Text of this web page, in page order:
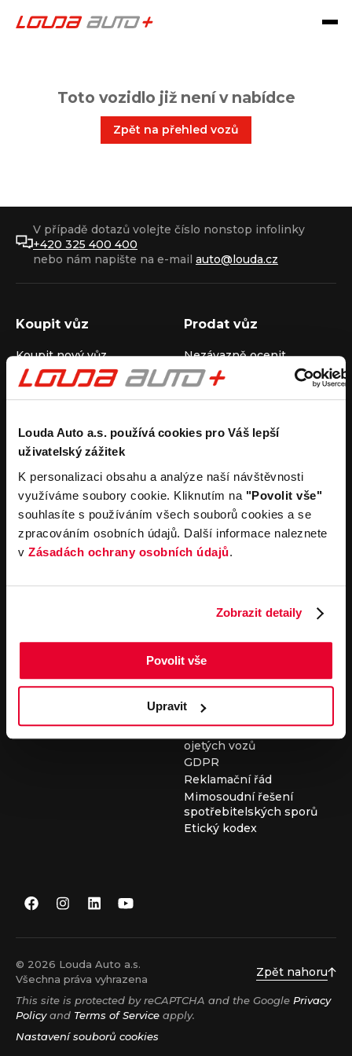
Louda Auto a.s. používá cookies pro Váš lepší
uživatelský zážitek
K personalizaci obsahu a analýze naší návštěvnosti
využíváme soubory cookie. Kliknutím na "Povolit vše"
souhlasíte s používáním všech souborů cookies a se
zpracováním osobních údajů. Další informace naleznete
v Zásadách ochrany osobních údajů.
Zobrazit detaily
Povolit vše
Upravit
Toto vozidlo již není v nabídce
Zpět na přehled vozů
V případě dotazů volejte číslo nonstop infolinky
+420 325 400 400
nebo nám napište na e-mail auto@louda.cz
Koupit vůz
Koupit nový vůz
Koupit ojetý vůz
Koupit užitkový vůz
Prodat vůz
Nezávazně ocenit
Průběh výkupu vozu
Pronájem
Carsharing
Autopůjčovna
Operativní leasing
Společnost
Louda Auto+ Poděbrady
Obytné vozy
Novinky
Kariéra
Servisní služby
Servis
Důležité odkazy
Cookies
Všeobecné obchodní
podmínky pro online
vozidel
Všeobecné obchodní
podmínky pro provádění
servisních prací
Všeobecné obchodní
podmínky při nákupu
ojetých vozů
GDPR
Reklamační řád
Mimosoudní řešení
spotřebitelských sporů
Etický kodex
© 2026 Louda Auto a.s.
Všechna práva vyhrazena
Zpět nahoru
This site is protected by reCAPTCHA and the Google Privacy
Policyand Terms of Service apply.
Nastavení souborů cookies